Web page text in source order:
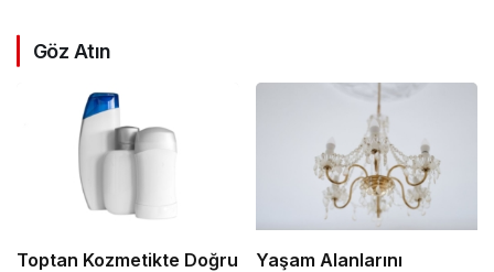
Göz Atın
Toptan Kozmetikte Doğru
Yaşam Alanlarını